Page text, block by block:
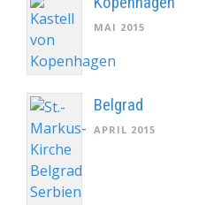
MAI 2015
Belgrad
APRIL 2015